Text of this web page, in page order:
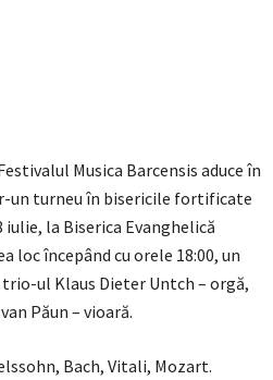
Musica Barcensis aduce în
un turneu în bisericile fortificate
iulie, la Biserica Evanghelică
loc începând cu orele 18:00, un
ul Klaus Dieter Untch – orgă,
Păun – vioară.
Bach, Vitali, Mozart.